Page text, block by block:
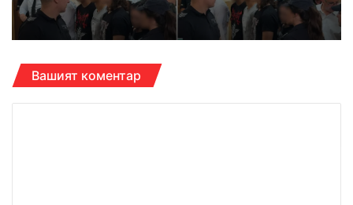
Вашият коментар